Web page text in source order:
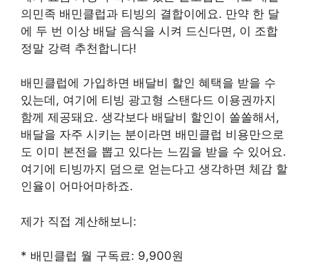
의민족 배민클럽과 티빙의 결합이에요. 만약 한 달
에 두 번 이상 배달 음식을 시켜 드신다면, 이 조합
정말 강력 추천합니다!
배민클럽에 가입하면 배달비 할인 혜택을 받을 수
있는데, 여기에 티빙 광고형 스탠다드 이용권까지
함께 제공돼요. 생각보다 배달비 할인이 쏠쏠해서,
배달을 자주 시키는 분이라면 배민클럽 비용만으로
도 이미 본전을 뽑고 있다는 느낌을 받을 수 있어요.
여기에 티빙까지 덤으로 얻는다고 생각하면 체감 할
인율이 어마어마하죠.
제가 직접 계산해보니:
* 배민클럽 월 구독료: 9,900원